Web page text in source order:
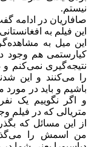
نیستم.
صافاریان در
این فیلم به
این میل به
کیارستمی هم وجود
نتیجه‌گیری نمی‌کنم و
را می‌کنند و این
باشیم و باید در
و اگر نگوییم یک
متریالی که در فیلم
از این مسائل که
من اسمش را